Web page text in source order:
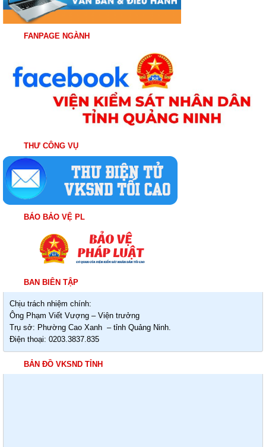
FANPAGE NGÀNH
THƯ CÔNG VỤ
BÁO BẢO VỆ PL
BAN BIÊN TẬP
Chịu trách nhiệm chính:
Ông Phạm Viết Vượng – Viện trưởng
Trụ sở: Phường Cao Xanh – tỉnh Quảng Ninh.
Điện thoại: 0203.3837.835
BẢN ĐỒ VKSND TỈNH